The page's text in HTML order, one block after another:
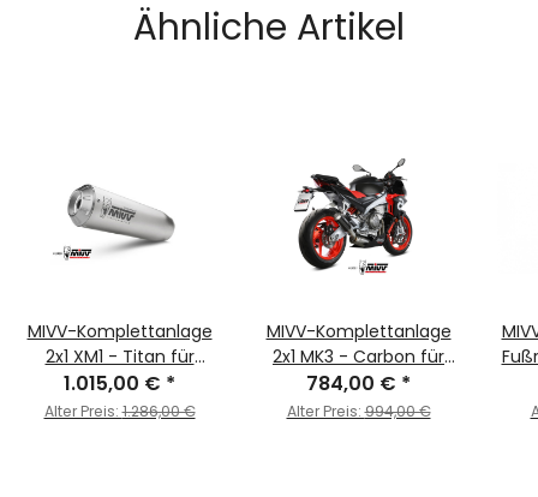
Ähnliche Artikel
MIVV-Komplettanlage
2x1 XM1 - Titan für
APRILIA - RS 660 BJ.
2020 > 2024 -
1.015,00 € *
Alter Preis:1.286,00 €
MIVV-Komplettanlage
2x1 MK3 - Carbon für
APRILIA - RS 660 BJ.
2020 > 2024 -
784,00 € *
Alter Preis:994,00 €
Fußraste